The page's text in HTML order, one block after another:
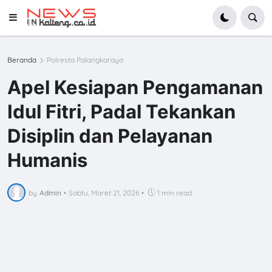
Beranda Polresta Palangkaraya
Apel Kesiapan Pengamanan
Idul Fitri, Padal Tekankan
Disiplin dan Pelayanan
Humanis
by Admin • Sabtu, Maret 21, 2026 • 1 min read